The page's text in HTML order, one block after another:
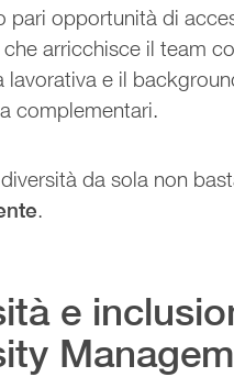
pari opportunità di
arricchisce il team
lavorativa e il
complementari.
da sola non
.
e